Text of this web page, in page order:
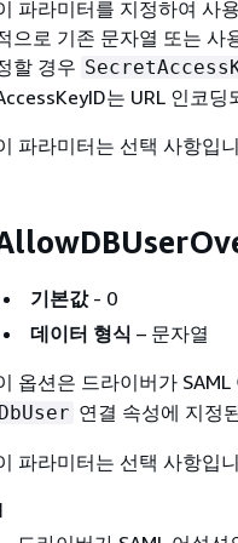
파라미터를 지정하여 사
으로 기존 문자열 또는 사
할 경우
는 URL 인코딩
파라미터는 선택 사항입
기본값- 0
데이터 형식 – 문자열
옵션은 드라이버가 SAML
DbUser 연결 속성에 지정
파라미터는 선택 사항입